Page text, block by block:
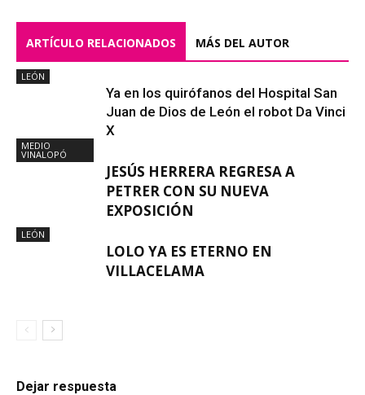
ARTÍCULO RELACIONADOS MÁS DEL AUTOR
LEÓN
Ya en los quirófanos del Hospital San
Juan de Dios de León el robot Da Vinci
X
MEDIO
VINALOPÓ
JESÚS HERRERA REGRESA A
PETRER CON SU NUEVA
EXPOSICIÓN
LEÓN
LOLO YA ES ETERNO EN
VILLACELAMA
Dejar respuesta